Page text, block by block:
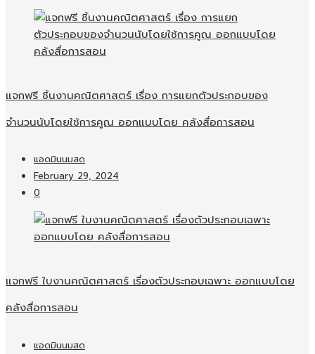
แจกฟรี ชิ้นงานคณิตศาสตร์ เรื่อง การแยกตัวประกอบของ
จำนวนนับโดยใช้การคูณ ออกแบบโดย คลังสื่อการสอน
แอดมินนมสด
February 29, 2024
0
แจกฟรี ใบงานคณิตศาสตร์ เรื่องตัวประกอบเฉพาะ ออกแบบโดย
คลังสื่อการสอน
แอดมินนมสด